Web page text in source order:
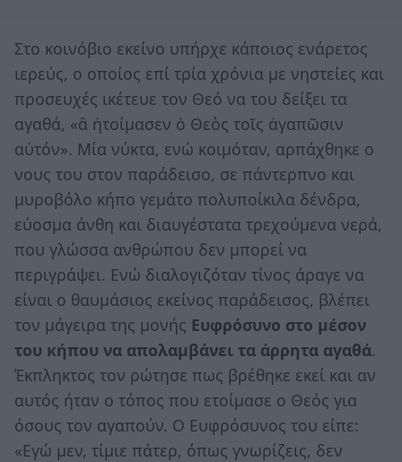
Στο κοινόβιο εκείνο υπήρχε κάποιος ενάρετος
ιερεύς, ο οποίος επί τρία χρόνια με νηστείες και
προσευχές ικέτευε τον Θεό να του δείξει τα
αγαθά, «ἃ ἡτοίμασεν ὁ Θεὸς τοῖς ἀγαπῶσιν
αὐτόν». Μία νύκτα, ενώ κοιμόταν, αρπάχθηκε ο
νους του στον παράδεισο, σε πάντερπνο και
μυροβόλο κήπο γεμάτο πολυποίκιλα δένδρα,
εύοσμα άνθη και διαυγέστατα τρεχούμενα νερά,
που γλώσσα ανθρώπου δεν μπορεί να
περιγράψει. Ενώ διαλογιζόταν τίνος άραγε να
είναι ο θαυμάσιος εκείνος παράδεισος, βλέπει
τον μάγειρα της μονής Ευφρόσυνο στο μέσον
του κήπου να απολαμβάνει τα άρρητα αγαθά.
Έκπληκτος τον ρώτησε πως βρέθηκε εκεί και αν
αυτός ήταν ο τόπος που ετοίμασε ο Θεός για
όσους τον αγαπούν. Ο Ευφρόσυνος του είπε:
«Εγώ μεν, τίμιε πάτερ, όπως γνωρίζεις, δεν